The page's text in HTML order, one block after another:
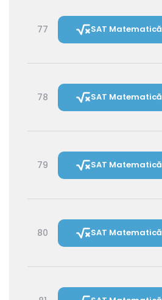
77 SAT Matematică
78 SAT Matematică
79 SAT Matematică
80 SAT Matematică